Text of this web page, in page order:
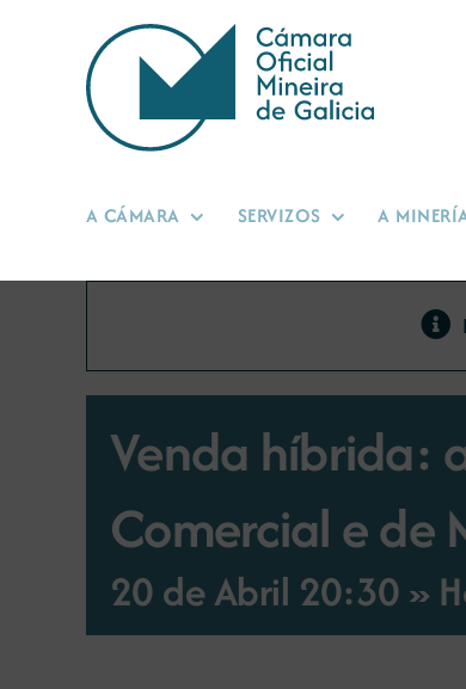
A CÁMARA SERVIZOS A
Venda híbrida:
Comercial e de
20 de Abril 20:30 »